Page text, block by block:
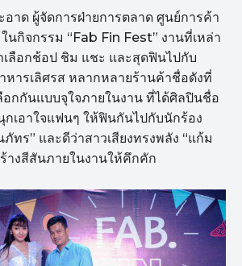
าด ผู้จัดการฝ่ายการตลาด ศูนย์การค้า
ในกิจกรรม “Fab Fin Fest” งานที่เหล่า
ลือกช้อป ชิม แชะ และสุดฟินไปกับ
หารเลิศรส หลากหลายร้านค้าชื่อดังที่
อกกันแบบจุใจภายในงาน ที่ได้ศิลปินชื่อ
กเอาใจแฟนๆ ให้ฟินกันไปกับนักร้อง
ทร” และดีว่าสาวเสียงทรงพลัง “แก้ม
งสีสันภายในงานให้คึกคัก